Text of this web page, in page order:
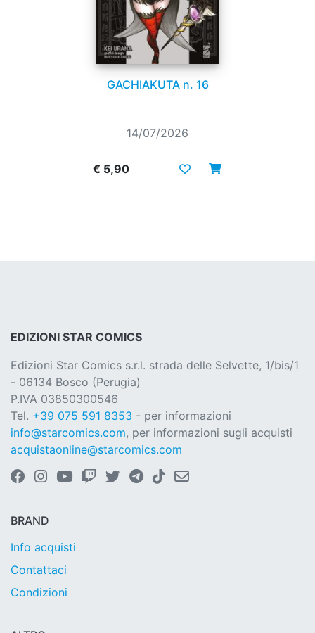
GACHIAKUTA n. 16
14/07/2026
€ 5,90
EDIZIONI STAR COMICS
Edizioni Star Comics s.r.l. strada delle Selvette, 1/bis/1
- 06134 Bosco (Perugia)
P.IVA 03850300546
Tel. +39 075 591 8353 - per informazioni
info@starcomics.com, per informazioni sugli acquisti
acquistaonline@starcomics.com
BRAND
Info acquisti
Contattaci
Condizioni